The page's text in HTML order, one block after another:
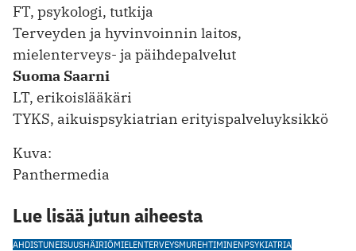
FT, psykologi, tutkija
Terveyden ja hyvinvoinnin laitos,
mielenterveys- ja päihdepalvelut
Suoma Saarni
LT, erikoislääkäri
TYKS, aikuispsykiatrian erityispalveluyksikkö
Kuva:
Panthermedia
Lue lisää jutun aiheesta
AHDISTUNEISUUSHÄIRIÖMIELENTERVEYSMUREHTIMINENPSYKIATRIA